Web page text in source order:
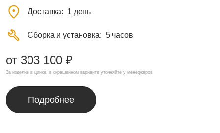
Доставка 1 день
Сборка и установка 5 часов
от 303 100 ₽
За изделие в цинке, в окрашенном варианте уточняйте у менеджеров
Подробнее